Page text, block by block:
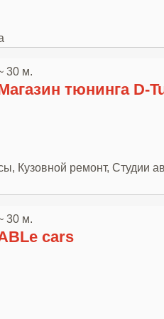
30 м.
тюнинга D-
Кузовной ремонт, Студии
30 м.
cars